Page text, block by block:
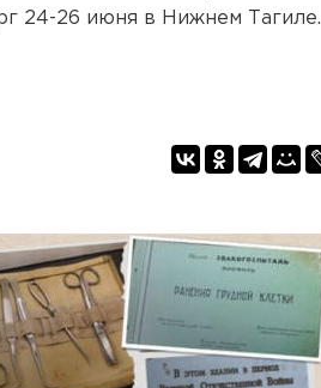
24-26 июня в Нижнем Тагиле.